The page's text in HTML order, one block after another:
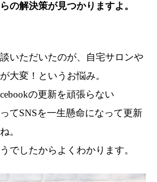
の解決策が見つかりますよ。
いただいたのが、自宅サロンや
大変！というお悩み。
の更新を頑張らない
てSNSを一生懸命になって更新
。
でしたからよくわかります。